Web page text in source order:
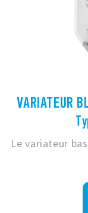
VARIATEUR
Le variateur